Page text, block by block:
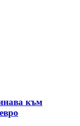
към